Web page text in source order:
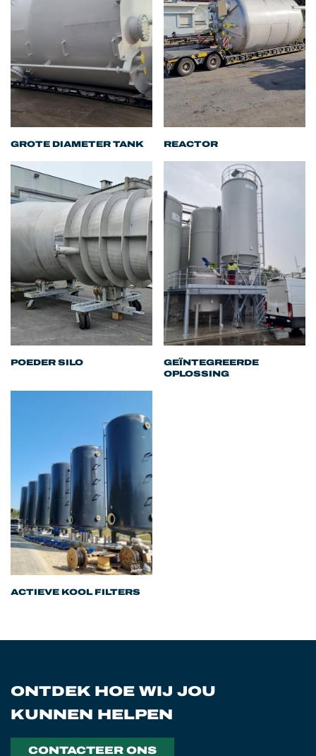
GROTE DIAMETER TANK REACTOR
POEDER SILO
GEÏNTEGREERDE
OPLOSSING
ACTIEVE KOOL FILTERS
ONTDEK HOE WIJ JOU
KUNNEN HELPEN
CONTACTEER ONS